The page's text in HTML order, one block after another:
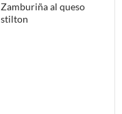
Zamburiña al queso
stilton